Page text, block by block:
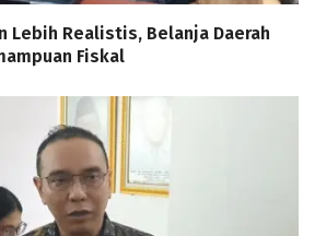
Lebih Realistis, Belanja Daerah
Fiskal